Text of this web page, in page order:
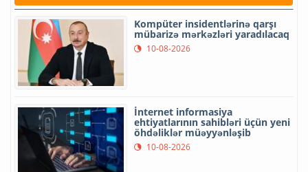
Kompüter insidentlərinə qarşı
mübarizə mərkəzləri yaradılacaq
10-08-2026
İnternet informasiya
ehtiyatlarının sahibləri üçün yeni
öhdəliklər müəyyənləşib
10-08-2026